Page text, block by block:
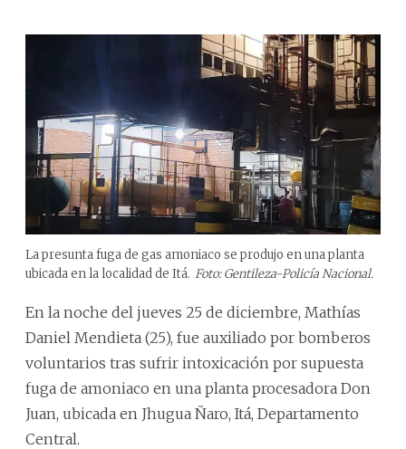
La presunta fuga de gas amoniaco se produjo en una planta
ubicada en la localidad de Itá. Foto: Gentileza-Policía Nacional.
En la noche del jueves 25 de diciembre, Mathías
Daniel Mendieta (25), fue auxiliado por bomberos
voluntarios tras sufrir intoxicación por supuesta
fuga de amoniaco en una planta procesadora Don
Juan, ubicada en Jhugua Ñaro, Itá, Departamento
Central.